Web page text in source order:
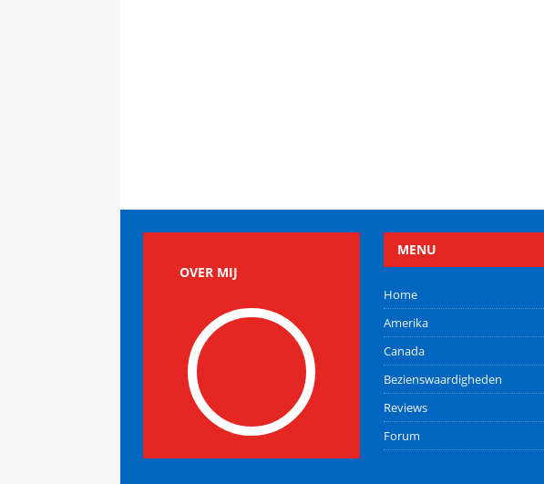
OVER MIJ
MENU
Home
Amerika
Canada
Bezienswaardigheden
Reviews
Forum